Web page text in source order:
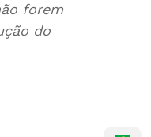
forem
do